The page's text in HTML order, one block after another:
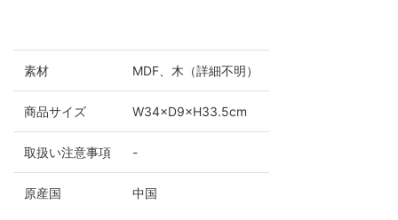
素材 MDF、木（詳細不明）
商品サイズ W34×D9×H33.5cm
取扱い注意事項 -
原産国 中国